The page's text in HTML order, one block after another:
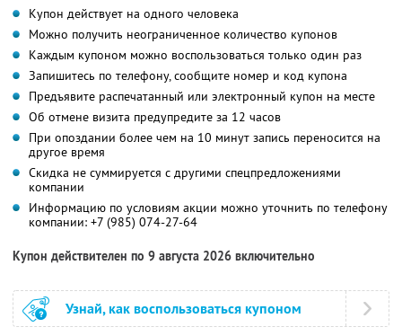
Купон действует на одного человека
Можно получить неограниченное количество купонов
Каждым купоном можно воспользоваться только один раз
Запишитесь по телефону, сообщите номер и код купона
Предъявите распечатанный или электронный купон на месте
Об отмене визита предупредите за 12 часов
При опоздании более чем на 10 минут запись переносится на
другое время
Скидка не суммируется с другими спецпредложениями
компании
Информацию по условиям акции можно уточнить по телефону
компании: ‭ +7 (985) 074-27-64‭
Купон действителен по 9 августа 2026 включительно
Узнай, как воспользоваться купоном